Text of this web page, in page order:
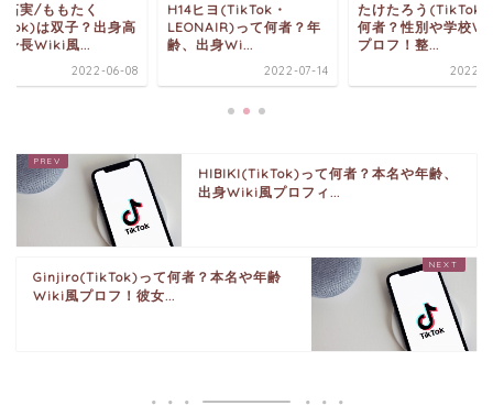
ヨ(TikTok・
って何者？年
出身Wi...
2022-07-14
たけたろう(TikTok)って
何者？性別や学校Wiki風
プロフ！整...
2022-06-22
百瀬拓実/ももたく
(TikTok)は双子？出
校や身長Wiki風...
2022-
HIBIKI(TikTok)って何者？本名や年齢、
出身Wiki風プロフィ...
Ginjiro(TikTok)って何者？本名や年齢
Wiki風プロフ！彼女...